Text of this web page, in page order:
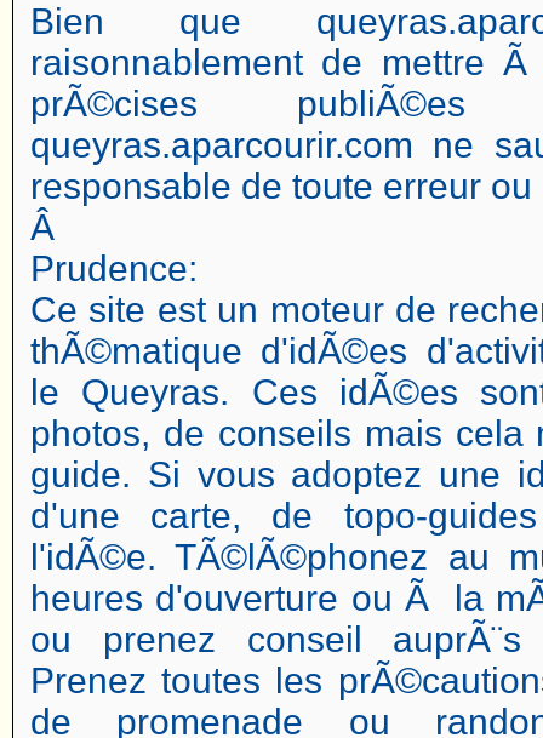
Bien que
raisonnablement de mettre
prÃ©cises
queyras.aparcourir.com ne
responsable de toute erreur
Â
Prudence:
Ce site est un moteur de
thÃ©matique d'idÃ©es
le Queyras. Ces idÃ©es
photos, de conseils mais
guide. Si vous adoptez une
d'une carte, de topo-
l'idÃ©e. TÃ©lÃ©phonez au
heures d'ouverture ou Ã la
ou prenez conseil auprÃ¨s
Prenez toutes les
de promenade ou